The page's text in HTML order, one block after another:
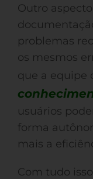
Outro
problemas
os mesmos
que a equipe
usuários
forma
mais a
Com tudo